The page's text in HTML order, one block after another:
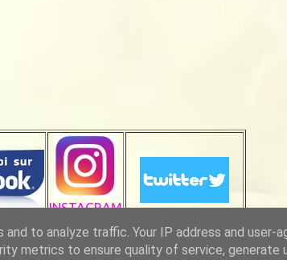
INSTAGRAM
to analyze traffic. Your IP address and user-
metrics to ensure quality of service, generate